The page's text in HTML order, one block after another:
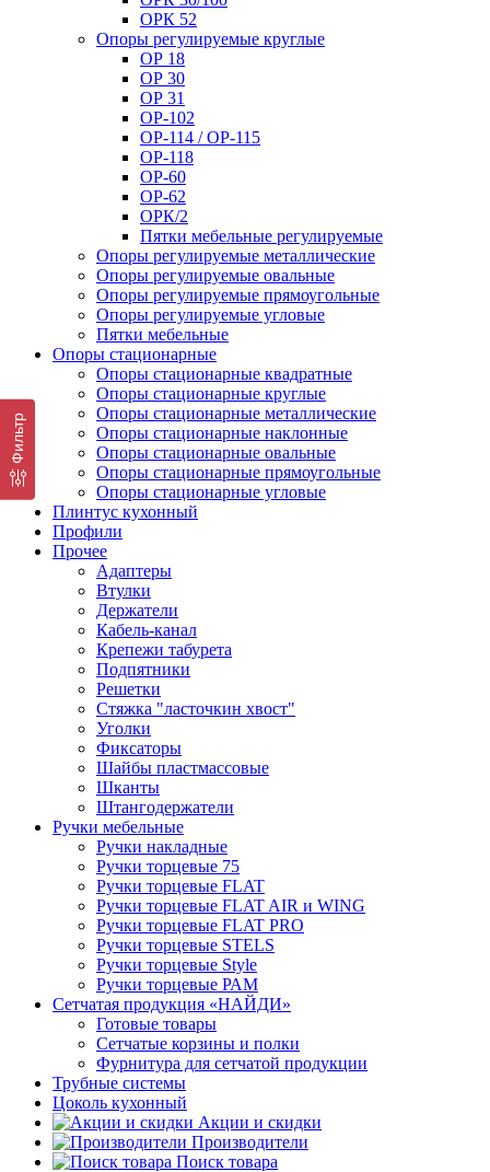
ОРК 52
Опоры регулируемые круглые
ОР 18
ОР 30
ОР 31
ОР-102
ОР-114 / ОР-115
ОР-118
ОР-60
ОР-62
ОРК/2
Пятки мебельные регулируемые
Опоры регулируемые металлические
Опоры регулируемые овальные
Опоры регулируемые прямоугольные
Опоры регулируемые угловые
Пятки мебельные
Опоры стационарные
Опоры стационарные квадратные
Опоры стационарные круглые
Опоры стационарные металлические
Опоры стационарные наклонные
Опоры стационарные овальные
Опоры стационарные прямоугольные
Опоры стационарные угловые
Плинтус кухонный
Профили
Прочее
Адаптеры
Втулки
Держатели
Кабель-канал
Крепежи табурета
Подпятники
Решетки
Стяжка "ласточкин хвост"
Уголки
Фиксаторы
Шайбы пластмассовые
Шканты
Штангодержатели
Ручки мебельные
Ручки накладные
Ручки торцевые 75
Ручки торцевые FLAT
Ручки торцевые FLAT AIR и WING
Ручки торцевые FLAT PRO
Ручки торцевые STELS
Ручки торцевые Style
Ручки торцевые РАМ
Сетчатая продукция «НАЙДИ»
Готовые товары
Сетчатые корзины и полки
Фурнитура для сетчатой продукции
Трубные системы
Цоколь кухонный
Акции и скидки
Производители
Поиск товара
Фильтр